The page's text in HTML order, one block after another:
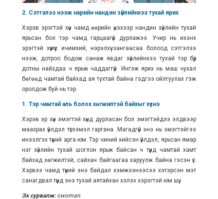
2. Сэтгэлээ нээж нарийн нандин зүйлийнхээ тухай ярих
Хэрэв эрэгтэй хүн чамд өөрийн үнэхээр нандин зүйлийн тухай
ярьсан бол тэр чамд гарцаагүй дурлажээ. Учир нь ихэнх
эрэгтэй хүмүүс ичимхий, нэрэлхүү зангаасаа болоод сэтгэлээ
нээж, дотроо бодож санаж явдаг зүйлийнхээ тухай тэр бүр
дотны найздаа ч ярьж чаддаггүй. Ингэж ярих нь маш чухал
бөгөөд чамтай байхад ая тухтай байна гэдгээ ойлгуулах гэж
оролдож буй нь тэр.
1. Тэр чамтай аль болох хөгжилтэй байхыг хүснэ
Хэрэв эр хүн эмэгтэй хүнд дурласан бол эмэгтэйдээ элдвээр
маазрах үйлдэл түгээмэл гаргана. Магадгүй энэ нь эмэгтэйгээ
инээлгэх түүний арга юм. Тэр чиний хийсэн үйлдэл, ярьсан ямар
нэг зүйлийн тухай шоглон ярьж байсан ч түүнд чамтай хамт
байхад хөгжилтэй, сайхан байгаагаа харуулж байна гэсэн үг.
Хэрвээ чамд түүний энэ байдал хэмжээнээсээ хэтэрсэн мэт
санагдвал түүнд энэ тухай аятайхан хэлэх хэрэгтэй юм шүү.
Эх сурвалж:owoman